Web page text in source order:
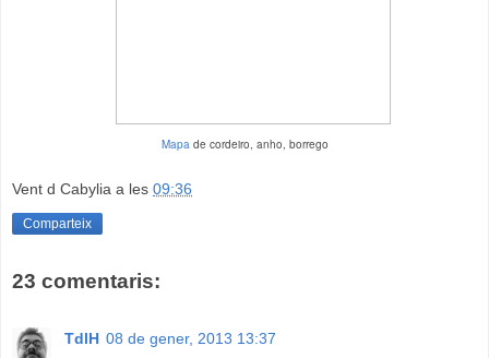
Mapade cordeiro, anho, borrego
Vent d Cabylia a les 09:36
Comparteix
23 comentaris:
TdlH 08 de gener, 2013 13:37